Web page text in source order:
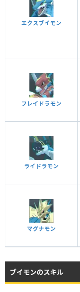
エクスブイモン
フレイドラモン
ライドラモン
マグナモン
ブイモンのスキル